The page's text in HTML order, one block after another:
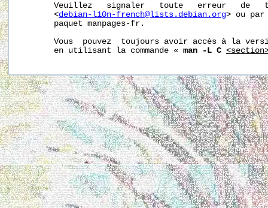
Veuillez   signaler   toute   erreur   de
       <
debian-l10n-french@lists.debian.org> ou par
       paquet manpages-fr.
Vous  pouvez  toujours avoir accès à la
       en utilisant la commande «
man -L C